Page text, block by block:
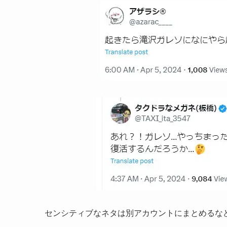
センシティブなネタは別アカウントにまとめるな